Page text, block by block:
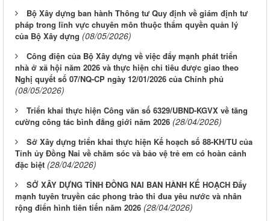
Bộ Xây dựng ban hành Thông tư Quy định về giám định tư
pháp trong lĩnh vực chuyên môn thuộc thẩm quyền quản lý
của Bộ Xây dựng (08/05/2026)
Công điện của Bộ Xây dựng về việc đẩy mạnh phát triển
nhà ở xã hội năm 2026 và thực hiện chỉ tiêu được giao theo
Nghị quyết số 07/NQ-CP ngày 12/01/2026 của Chính phủ
(08/05/2026)
Triển khai thực hiện Công văn số 6329/UBND-KGVX về tăng
cường công tác bình đẳng giới năm 2026 (28/04/2026)
Sở Xây dựng triển khai thực hiện Kế hoạch số 88-KH/TU của
Tỉnh ủy Đồng Nai về chăm sóc và bảo vệ trẻ em có hoàn cảnh
đặc biệt (28/04/2026)
SỞ XÂY DỰNG TỈNH ĐỒNG NAI BAN HÀNH KẾ HOẠCH Đẩy
mạnh tuyên truyền các phong trào thi đua yêu nước và nhân
rộng điển hình tiên tiến năm 2026 (28/04/2026)